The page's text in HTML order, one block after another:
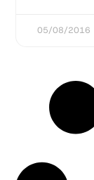
05/08/2016